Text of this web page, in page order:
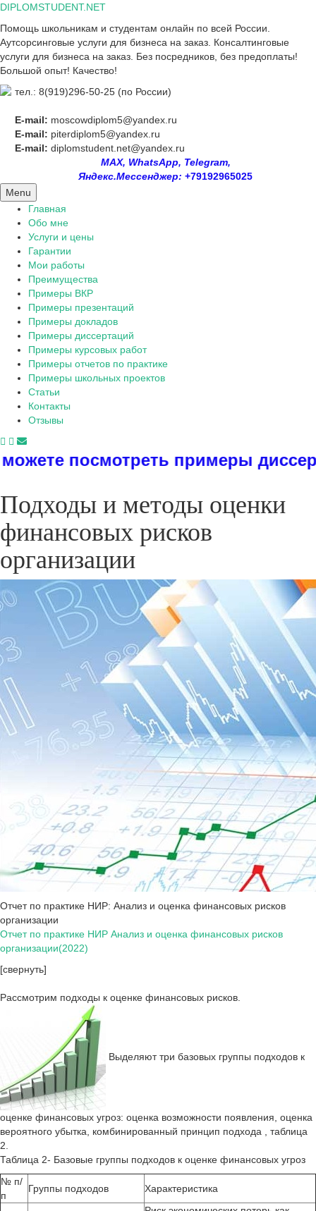
Skip
content
DIPLOMSTUDENT.NET
Помощь школьникам и студентам онлайн по всей России.
Аутсорсинговые услуги для бизнеса на заказ. Консалтинговые
услуги для бизнеса на заказ. Без посредников, без предоплаты!
Большой опыт! Качество!
тел.: 8(919)296-50-25 (по России)
E-mail: moscowdiplom5@yandex.ru
E-mail: piterdiplom5@yandex.ru
E-mail: diplomstudent.net@yandex.ru
MAX, WhatsApp, Telegram,
Яндекс.Мессенджер: +79192965025
Menu
Главная
Обо мне
Услуги и цены
Гарантии
Мои работы
Преимущества
Примеры ВКР
Примеры презентаций
Примеры докладов
Примеры диссертаций
Примеры курсовых работ
Примеры отчетов по практике
Примеры школьных проектов
Статьи
Контакты
Отзывы
примеры диссертаций,
Подходы и методы оценки
финансовых рисков
организации
Отчет по практике НИР: Анализ и оценка финансовых рисков
организации
Отчет по практике НИР Анализ и оценка финансовых рисков
организации(2022)
[свернуть]
Рассмотрим подходы к оценке финансовых рисков.
Выделяют три базовых группы подходов к
оценке финансовых угроз: оценка возможности появления, оценка
вероятного убытка, комбинированный принцип подхода , таблица
2.
Таблица 2- Базовые группы подходов к оценке финансовых угроз
№ п/
п
Группы подходов Характеристика